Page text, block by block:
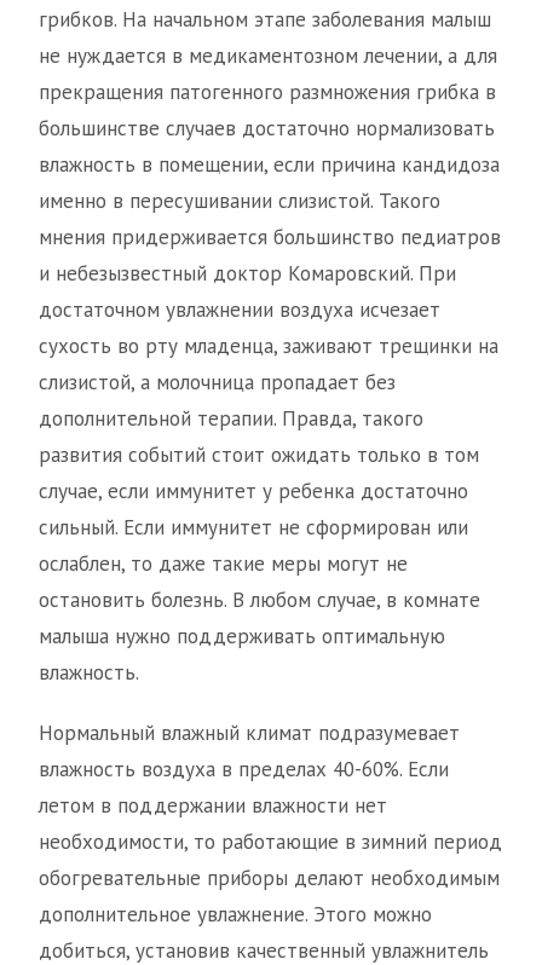
грибков. На начальном этапе заболевания малыш
не нуждается в медикаментозном лечении, а для
прекращения патогенного размножения грибка в
большинстве случаев достаточно нормализовать
влажность в помещении, если причина кандидоза
именно в пересушивании слизистой. Такого
мнения придерживается большинство педиатров
и небезызвестный доктор Комаровский. При
достаточном увлажнении воздуха исчезает
сухость во рту младенца, заживают трещинки на
слизистой, а молочница пропадает без
дополнительной терапии. Правда, такого
развития событий стоит ожидать только в том
случае, если иммунитет у ребенка достаточно
сильный. Если иммунитет не сформирован или
ослаблен, то даже такие меры могут не
остановить болезнь. В любом случае, в комнате
малыша нужно поддерживать оптимальную
влажность.
Нормальный влажный климат подразумевает
влажность воздуха в пределах 40-60%. Если
летом в поддержании влажности нет
необходимости, то работающие в зимний период
обогревательные приборы делают необходимым
дополнительное увлажнение. Этого можно
добиться, установив качественный увлажнитель